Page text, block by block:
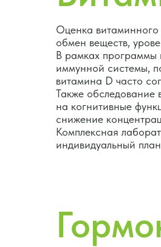
Оценка витаминного
обмен веществ,
В рамках программы
иммунной системы,
витамина D часто
Также обследование
на когнитивные
снижение
Комплексная
индивидуальный